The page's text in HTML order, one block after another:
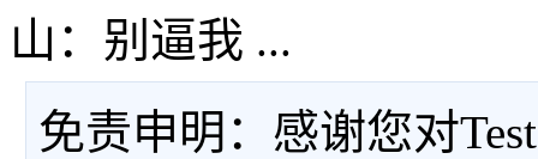
山：别逼我 ...
免责申明：感谢您对